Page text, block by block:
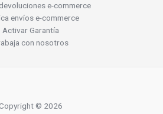
e-commerce
envíos e-commerce
Activar Garantía
con nosotros
© 2026